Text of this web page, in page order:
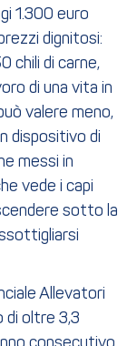
1.300 euro
dignitosi:
chili di carne,
di una vita in
valere meno,
dispositivo di
messi in
vede i capi
sotto la
Allevatori
di oltre 3,3